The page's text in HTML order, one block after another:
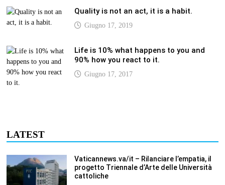
Quality is not an act, it is a habit.
Giugno 17, 2019
Life is 10% what happens to you and
90% how you react to it.
Giugno 17, 2017
LATEST
Vaticannews.va/it – Rilanciare l’empatia, il
progetto Triennale d’Arte delle Università
cattoliche